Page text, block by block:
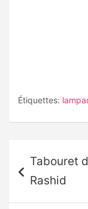
Étiquettes:
de
l’article
Tabouret
Rashid